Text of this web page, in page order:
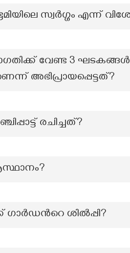
സ്വർഗ്ഗം എന്ന്
വേണ്ട 3
അഭിപ്രായപ്പെട്ടത്?
രചിച്ചത്?
ഗാര്‍ഡന്‍റെ ശില്‍പ്പി?